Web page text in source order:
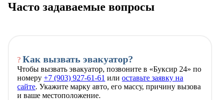
Часто задаваемые вопросы
? Как вызвать эвакуатор?
Чтобы вызвать эвакуатор, позвоните в «Буксир 24» по
номеру+7 (903) 927-61-61 илиоставьте заявку на
сайте. Укажите марку авто, его массу, причину вызова
и ваше местоположение.